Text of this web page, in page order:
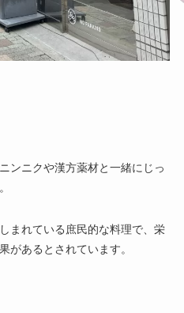
ンニクや漢方薬材と一緒にじっ
まれている庶民的な料理で、栄
があるとされています。